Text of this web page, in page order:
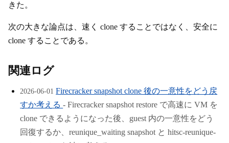
きた。
次の大きな論点は、速く clone することではなく、安全に
clone することである。
関連ログ
2026-06-01 Firecracker snapshot clone 後の一意性をどう戻
すか考える- Firecracker snapshot restore で高速に VM を
clone できるようになった後、guest 内の一意性をどう
回復するか、reunique_waiting snapshot と hitsc-reunique-